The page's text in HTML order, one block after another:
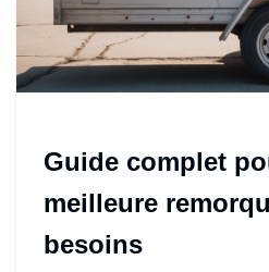
Guide complet
meilleure
besoins